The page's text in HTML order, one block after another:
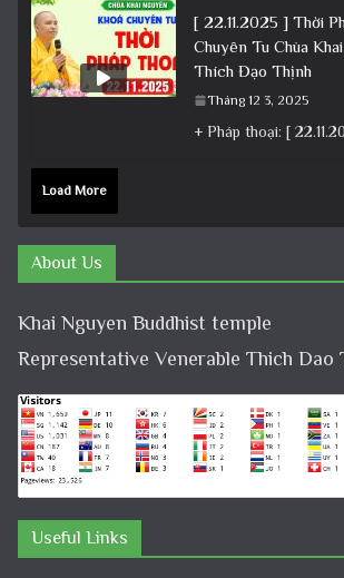
[ 22.11.2025 ] Thời
Chuyên Tu Chùa
Thích Đạo Thịnh
Tháng 12 3, 2025
Load More
About Us
Khai Nguyen Buddhist temple
Representative Venerable Thich Dao
Useful Links